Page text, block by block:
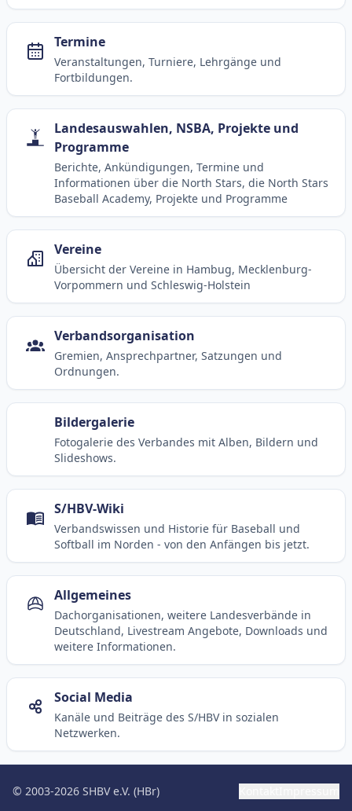
Termine
Veranstaltungen, Turniere, Lehrgänge und
Fortbildungen.
Landesauswahlen, NSBA, Projekte und
Programme
Berichte, Ankündigungen, Termine und
Informationen über die North Stars, die North Stars
Baseball Academy, Projekte und Programme
Vereine
Übersicht der Vereine in Hambug, Mecklenburg-
Vorpommern und Schleswig-Holstein
Verbandsorganisation
Gremien, Ansprechpartner, Satzungen und
Ordnungen.
Bildergalerie
Fotogalerie des Verbandes mit Alben, Bildern und
Slideshows.
S/HBV-Wiki
Verbandswissen und Historie für Baseball und
Softball im Norden - von den Anfängen bis jetzt.
Allgemeines
Dachorganisationen, weitere Landesverbände in
Deutschland, Livestream Angebote, Downloads und
weitere Informationen.
Social Media
Kanäle und Beiträge des S/HBV in sozialen
Netzwerken.
© 2003-2026 SHBV e.V. (HBr)